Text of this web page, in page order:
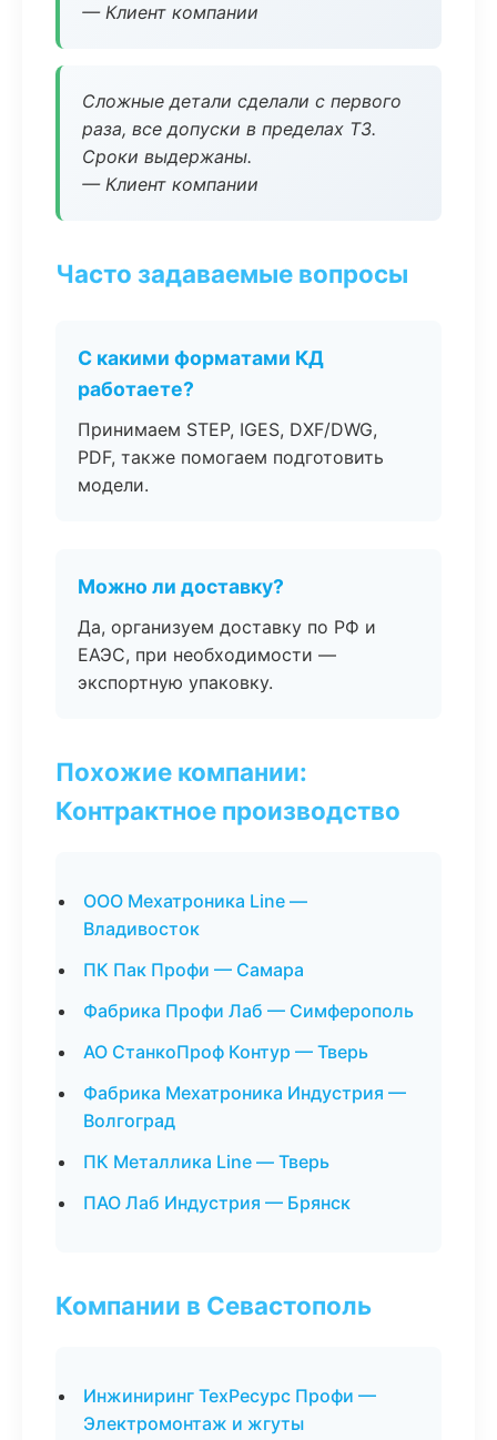
— Клиент компании
Сложные детали сделали с первого
раза, все допуски в пределах ТЗ.
Сроки выдержаны.
— Клиент компании
Часто задаваемые вопросы
С какими форматами КД
работаете?
Принимаем STEP, IGES, DXF/DWG,
PDF, также помогаем подготовить
модели.
Можно ли доставку?
Да, организуем доставку по РФ и
ЕАЭС, при необходимости —
экспортную упаковку.
Похожие компании:
Контрактное производство
ООО Мехатроника Line —
Владивосток
ПК Пак Профи — Самара
Фабрика Профи Лаб — Симферополь
АО СтанкоПроф Контур — Тверь
Фабрика Мехатроника Индустрия —
Волгоград
ПК Металлика Line — Тверь
ПАО Лаб Индустрия — Брянск
Компании в Севастополь
Инжиниринг ТехРесурс Профи —
Электромонтаж и жгуты